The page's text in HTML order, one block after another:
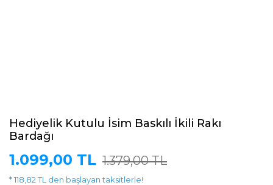
Hediyelik Kutulu İsim Baskılı İkili Rakı
Bardağı
1.099,00 TL 1.379,00 TL
* 118,82 TL den başlayan taksitlerle!